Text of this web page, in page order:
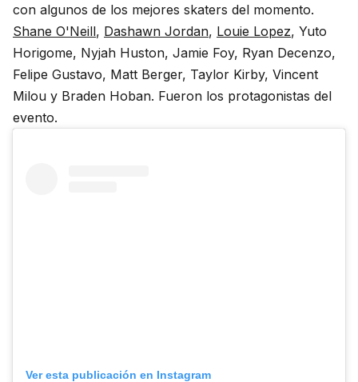
con algunos de los mejores skaters del momento.
Shane O'Neill, Dashawn Jordan, Louie Lopez, Yuto
Horigome, Nyjah Huston, Jamie Foy, Ryan Decenzo,
Felipe Gustavo, Matt Berger, Taylor Kirby, Vincent
Milou y Braden Hoban. Fueron los protagonistas del
evento.
Ver esta publicación en Instagram